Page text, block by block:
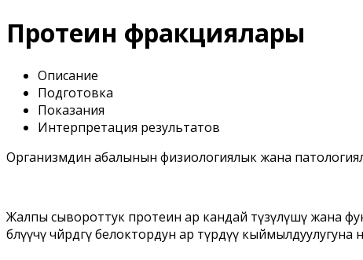
Протеин фракциялары
Описание
Подготовка
Показания
Интерпретация результатов
Организмдин абалынын физиологиялык жана
Жалпы сывороттук протеин ар кандай түзүлүшү жана
бөлүүчү чөйрөдөгү белоктордун ар түрдүү кыймылдуулугуна